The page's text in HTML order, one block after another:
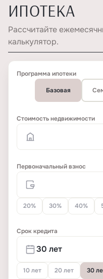
ИПОТЕКА
Рассчитайте
калькулятор.
Программа ипотеки
Базовая
Стоимость недвижимости
Первоначальный взнос
20% 30% 40%
Срок кредита
10 лет 20 лет 30